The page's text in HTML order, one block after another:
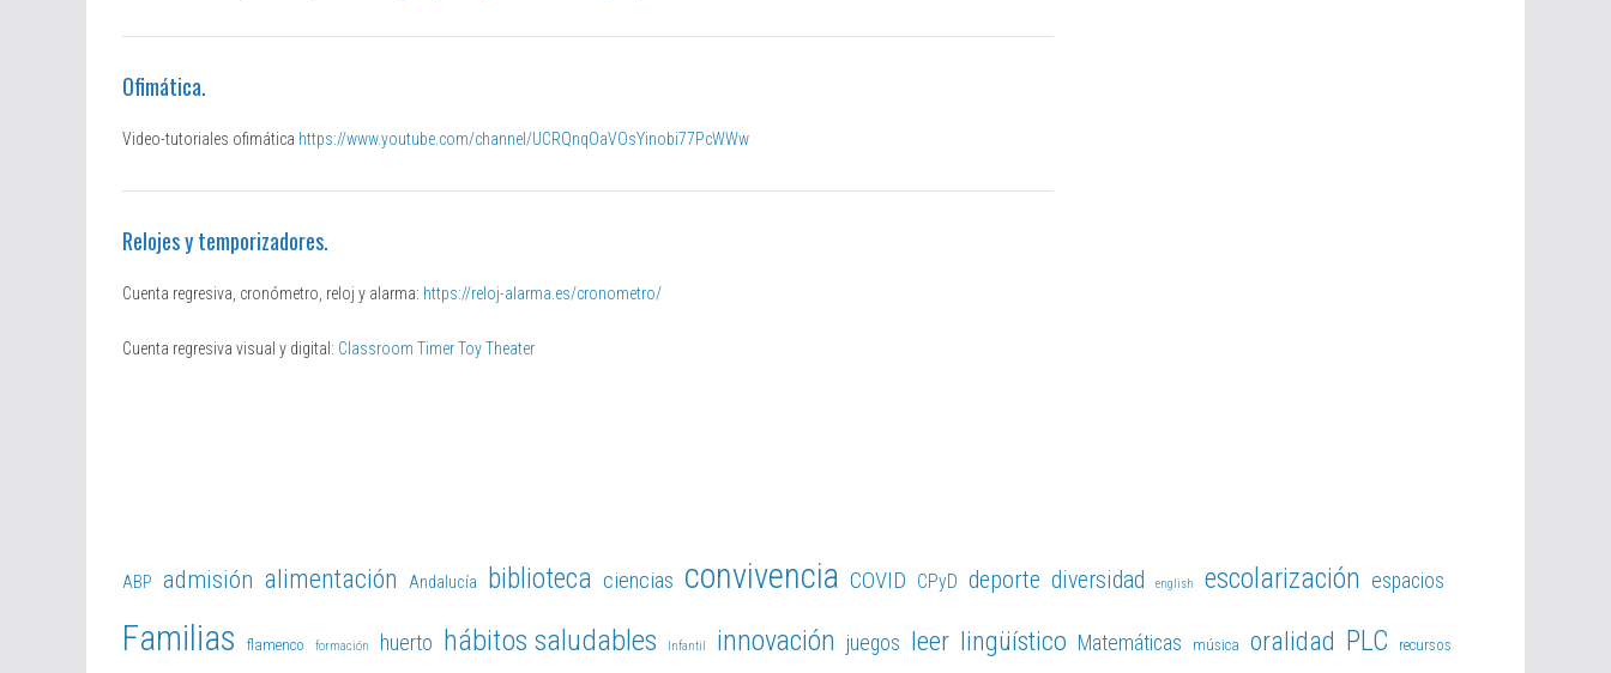
Ofimática.
Video-tutoriales ofimática https://www.youtube.com/channel/UCRQnqOaVOsYinobi77PcWWw
Relojes y temporizadores.
Cuenta regresiva, cronómetro, reloj y alarma: https://reloj-alarma.es/cronometro/
Cuenta regresiva visual y digital: Classroom Timer Toy Theater
ABP admisión alimentación Andalucía biblioteca ciencias convivencia COVID CPyD deporte diversidad english escolarización espacios
Familias flamenco formación huerto hábitos saludables Infantil innovación juegos leer lingüístico Matemáticas música oralidad PLC recursos